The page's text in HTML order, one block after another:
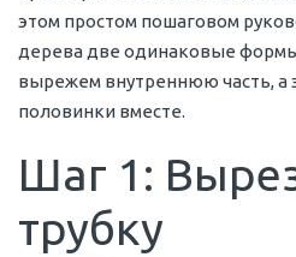
этом простом пошаговом
дерева две одинаковые
вырежем внутреннюю часть, а
половинки вместе.
Шаг 1:
трубку